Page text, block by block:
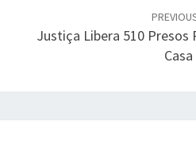
Justiça Libera 510 Presos
Casa